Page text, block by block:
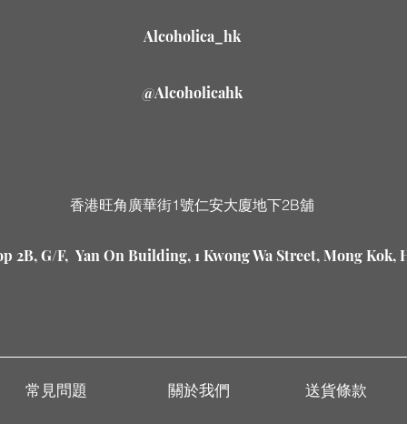
Alcoholica_hk
@Alcoholicahk
香港旺角廣華街1號仁安大廈地下2B舖
2B, G/F, Yan On Building, 1 Kwong Wa Street, Mong Kok,
常見問題 關於我們 送貨條款